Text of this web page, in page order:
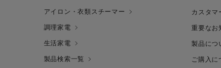
アイロン・衣類スチーマー
調理家電
生活家電
製品検索一覧
カスタマ
重要なお
製品につ
ご購入